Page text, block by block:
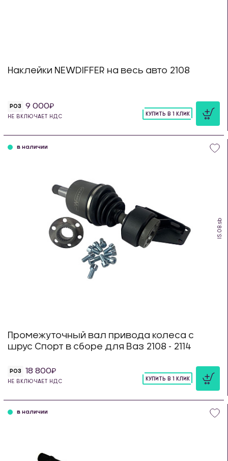
Наклейки NEWDIFFER на весь авто 2108
РОЗ 9 000
НЕ ВКЛЮЧАЕТ НДС
КУПИТЬ В 1 КЛИК
IS.08.sb
в наличии
Промежуточный вал привода колеса с
шрус Спорт в сборе для Ваз 2108 - 2114
РОЗ 18 800
НЕ ВКЛЮЧАЕТ НДС
КУПИТЬ В 1 КЛИК
в наличии